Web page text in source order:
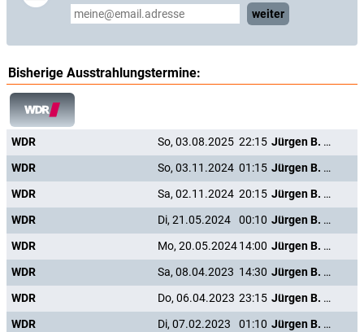
weiter
Bisherige Ausstrahlungstermine:
WDR So, 03.08.2025 22:15
Jürgen B. Hausmann - "Wie jeht et? - Et jeht!"
WDR
So, 03.11.2024 01:15
Jürgen B. Hausmann - "Wie jeht et? - Et jeht!"
WDR
Sa, 02.11.2024 20:15
Jürgen B. Hausmann - "Wie jeht et? - Et jeht!"
WDR
Di, 21.05.2024 00:10
Jürgen B. Hausmann - "Wie jeht et? - Et jeht!"
WDR
Mo, 20.05.202414:00
Jürgen B. Hausmann - "Wie jeht et? - Et jeht!"
WDR
Sa, 08.04.2023 14:30
Jürgen B. Hausmann - "Wie jeht et? - Et jeht!"
WDR
Do, 06.04.2023 23:15
Jürgen B. Hausmann - "Wie jeht et? - Et jeht!"
WDR
Di, 07.02.2023 01:10
Jürgen B. Hausmann - "Wie jeht et? - Et jeht!"